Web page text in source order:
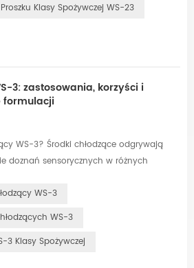
właściwości, zastosowa...
Klasy Spożywczej WS-23
3: zastosowania, korzyści i
formulacji
WS-3? Środki chłodzące odgrywają
doznań sensorycznych w różnych
chłodzenia z subtelną miętową
w produktach wymagających wyrazistego
zalety...
WS-3
WS-3
3 Klasy Spożywczej